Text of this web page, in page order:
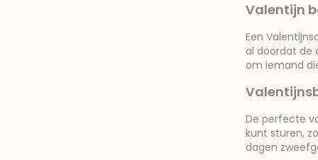
Valentijn
Een
al doordat de
om iemand
De perfecte
kunt sturen,
dagen